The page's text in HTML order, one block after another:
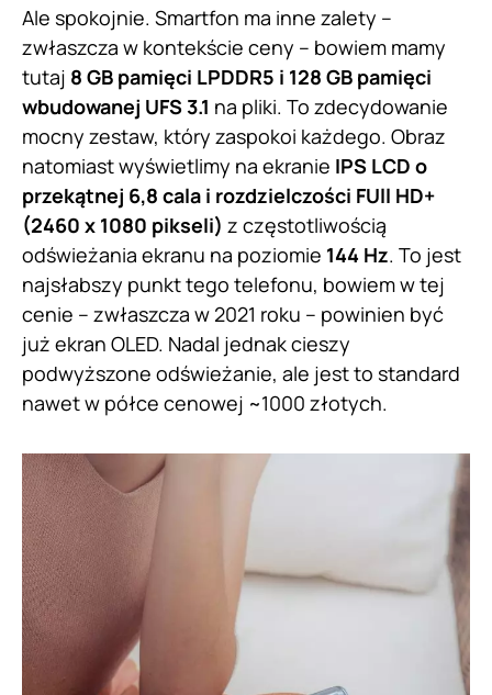
Ale spokojnie. Smartfon ma inne zalety –
zwłaszcza w kontekście ceny – bowiem mamy
tutaj 8 GB pamięci LPDDR5 i 128 GB pamięci
wbudowanej UFS 3.1 na pliki. To zdecydowanie
mocny zestaw, który zaspokoi każdego. Obraz
natomiast wyświetlimy na ekranie IPS LCD o
przekątnej 6,8 cala i rozdzielczości FUll HD+
(2460 x 1080 pikseli) z częstotliwością
odświeżania ekranu na poziomie 144 Hz. To jest
najsłabszy punkt tego telefonu, bowiem w tej
cenie – zwłaszcza w 2021 roku – powinien być
już ekran OLED. Nadal jednak cieszy
podwyższone odświeżanie, ale jest to standard
nawet w półce cenowej ~1000 złotych.